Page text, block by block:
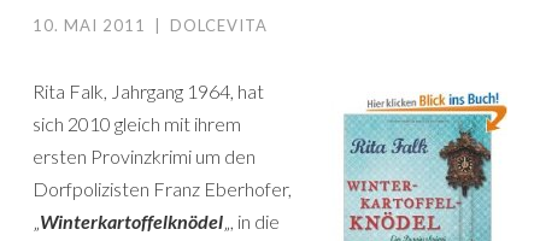
10. MAI 2011 DOLCEVITA
Rita Falk, Jahrgang 1964, hat
sich 2010 gleich mit ihrem
ersten Provinzkrimi um den
Dorfpolizisten Franz Eberhofer,
„Winterkartoffelknödel„, in die